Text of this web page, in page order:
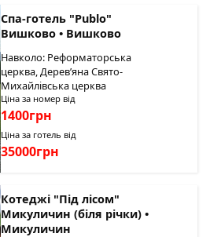
Спа-готель "Publo"
Вишково • Вишково
Навколо: Реформаторська
церква, Дерев’яна Свято-
Михайлівська церква
Ціна за номер від
1400грн
Ціна за готель від
35000грн
Котеджі "Під лісом"
Микуличин (біля річки) •
Микуличин